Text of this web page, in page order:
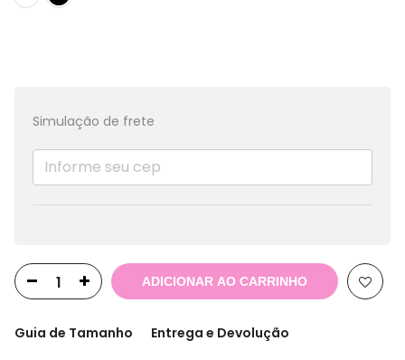
Simulação de frete
ADICIONAR AO CARRINHO
Guia de Tamanho Entrega e Devolução